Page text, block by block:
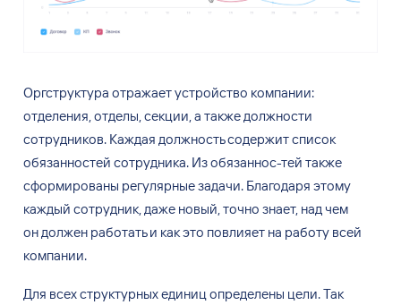
Оргструктура отражает устройство компании:
отделения, отделы, секции, а также должности
сотрудников. Каждая должность содержит список
обязанностей сотрудника. Изобязаннос-тей также
сформированы регулярные задачи. Благодаря этому
каждый сотрудник, даже новый, точно знает, над чем
ондолжен работать и как это повлияет на работу всей
компании.
Для всех структурных единиц определены цели. Так